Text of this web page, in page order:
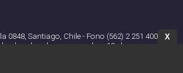
0848, Santiago, Chile - Fono (562) 2 251 4000
los derechos reservados. 13.cl
X